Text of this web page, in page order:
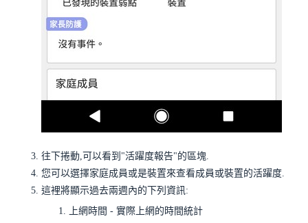
往下捲動,可以看到 "活躍度報告"的區塊.
您可以選擇家庭成員或是裝置來查看成員或裝置的活躍度.
這裡將顯示過去兩週內的下列資訊:
上網時間 - 實際上網的時間統計